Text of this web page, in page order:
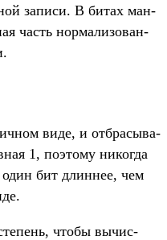
записи. В битах ман­
часть нор­мализо­ван­
виде, и отбра­сыва­
1, поэто­му никог­да
бит длин­нее, чем
что­бы вычис­